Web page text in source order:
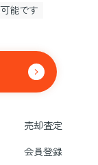
能です
売却査定
会員登録